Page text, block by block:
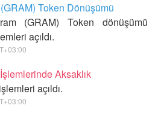
Token Dönüşümü
(GRAM) Token dönüşümü
açıldı.
Aksaklık
açıldı.